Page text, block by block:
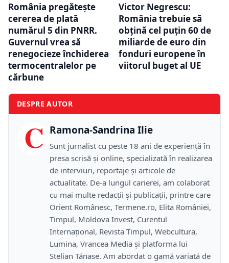
România pregătește
cererea de plată
numărul 5 din PNRR.
Guvernul vrea să
renegocieze închiderea
termocentralelor pe
cărbune
Victor Negrescu:
România trebuie să
obțină cel puțin 60 de
miliarde de euro din
fonduri europene în
viitorul buget al UE
DESPRE AUTOR
C Ramona-Sandrina Ilie
Sunt jurnalist cu peste 18 ani de experiență în
presa scrisă și online, specializată în realizarea
de interviuri, reportaje și articole de
actualitate. De-a lungul carierei, am colaborat
cu mai multe redacții și publicații, printre care
Orient Românesc, Termene.ro, Elita României,
Timpul, Moldova Invest, Curentul
Internațional, Revista Timpul, Webcultura,
Lumina, Vrancea Media și platforma lui
Stelian Tănase. Am abordat o gamă variată de